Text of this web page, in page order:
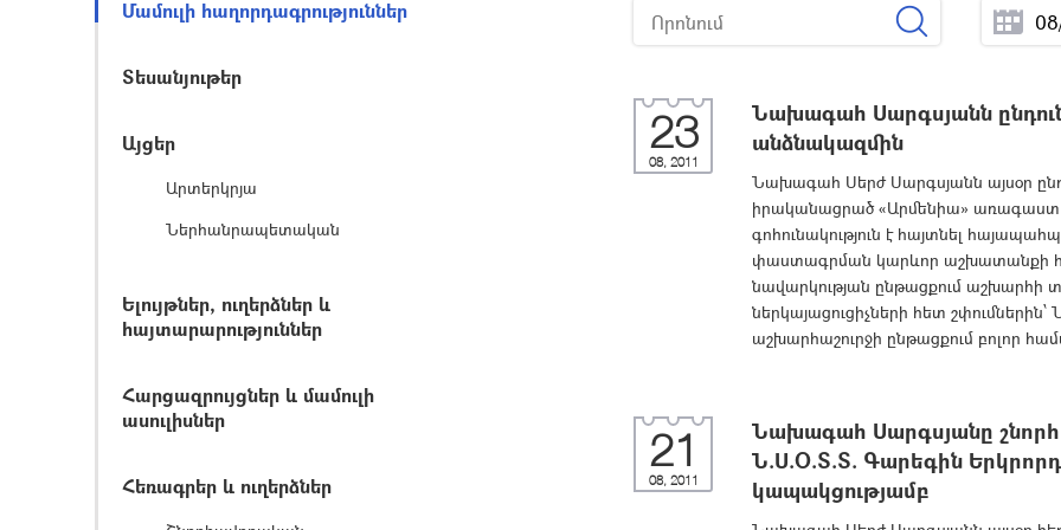
Մամուլի հաղորդագրություններ
Տեսանյութեր
Այցեր
Արտերկրյա
Ներհանրապետական
Ելույթներ, ուղերձներ և
հայտարարություններ
Հարցազրույցներ և մամուլի
ասուլիսներ
Հեռագրեր և ուղերձներ
23
08, 2011
Նախագահ Սարգսյանն
անձնակազմին
Նախագահ Սերժ Սարգսյանն այսօր
իրականացրած «Արմենիա»
գոհունակություն է հայտնել
փաստագրման կարևոր աշխատանքի
նավարկության ընթացքում աշխարհի
ներկայացուցիչների հետ
աշխարհաշուրջի ընթացքում բոլոր
21
08, 2011
Նախագահ Սարգսյանը
Ն.Ս.Օ.Տ.Տ. Գարեգին
կապակցությամբ